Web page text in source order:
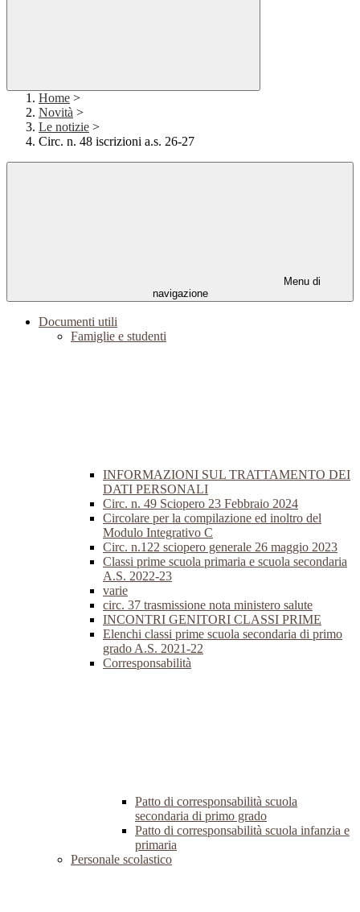
Home >
Novità >
Le notizie >
Circ. n. 48 iscrizioni a.s. 26-27
Menu di
navigazione
Documenti utili
Famiglie e studenti
INFORMAZIONI SUL TRATTAMENTO DEI
DATI PERSONALI
Circ. n. 49 Sciopero 23 Febbraio 2024
Circolare per la compilazione ed inoltro del
Modulo Integrativo C
Circ. n.122 sciopero generale 26 maggio 2023
Classi prime scuola primaria e scuola secondaria
A.S. 2022-23
varie
circ. 37 trasmissione nota ministero salute
INCONTRI GENITORI CLASSI PRIME
Elenchi classi prime scuola secondaria di primo
grado A.S. 2021-22
Corresponsabilità
Patto di corresponsabilità scuola
secondaria di primo grado
Patto di corresponsabilità scuola infanzia e
primaria
Personale scolastico